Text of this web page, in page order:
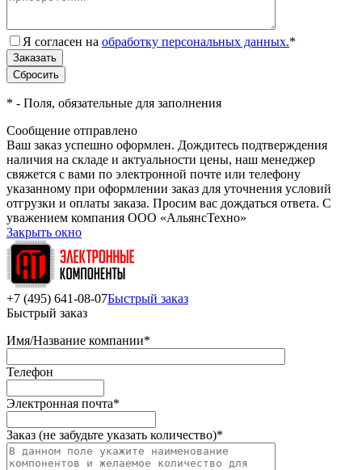
Я согласен на обработку персональных данных.*
* - Поля, обязательные для заполнения
Сообщение отправлено
Ваш заказ успешно оформлен. Дождитесь подтверждения
наличия на складе и актуальности цены, наш менеджер
свяжется с вами по электронной почте или телефону
указанному при оформлении заказ для уточнения условий
отгрузки и оплаты заказа. Просим вас дождаться ответа. С
уважением компания ООО «АльянсТехно»
Закрыть окно
+7 (495) 641-08-07Быстрый заказ
Быстрый заказ
Имя/Название компании*
Телефон
Электронная почта*
Заказ (не забудьте указать количество)*